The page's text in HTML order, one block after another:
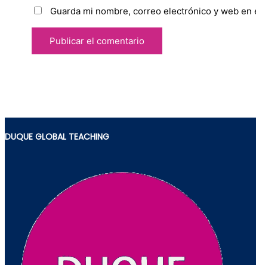
Guarda mi nombre, correo electrónico y web
DUQUE GLOBAL TEACHING